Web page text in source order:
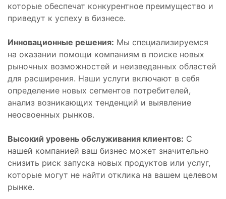
которые обеспечат конкурентное преимущество и
приведут к успеху в бизнесе.
Инновационные решения: Мы специализируемся
на оказании помощи компаниям в поиске новых
рыночных возможностей и неизведанных областей
для расширения. Наши услуги включают в себя
определение новых сегментов потребителей,
анализ возникающих тенденций и выявление
неосвоенных рынков.
Высокий уровень обслуживания клиентов: С
нашей компанией ваш бизнес может значительно
снизить риск запуска новых продуктов или услуг,
которые могут не найти отклика на вашем целевом
рынке.